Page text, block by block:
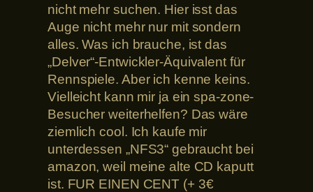
nicht mehr suchen. Hier isst das
Auge nicht mehr nur mit sondern
alles. Was ich brauche, ist das
„Delver“-Entwickler-Äquivalent für
Rennspiele. Aber ich kenne keins.
Vielleicht kann mir ja ein spa-zone-
Besucher weiterhelfen? Das wäre
ziemlich cool. Ich kaufe mir
unterdessen „NFS3“ gebraucht bei
amazon, weil meine alte CD kaputt
ist. FUR EINEN CENT (+ 3€